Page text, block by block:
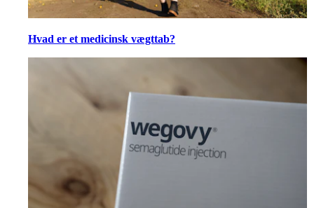
Hvad er et medicinsk vægttab?